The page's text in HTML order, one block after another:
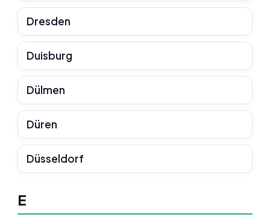
Dresden
Duisburg
Dülmen
Düren
Düsseldorf
E